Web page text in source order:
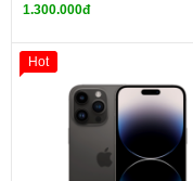
1.300.000đ
Hot